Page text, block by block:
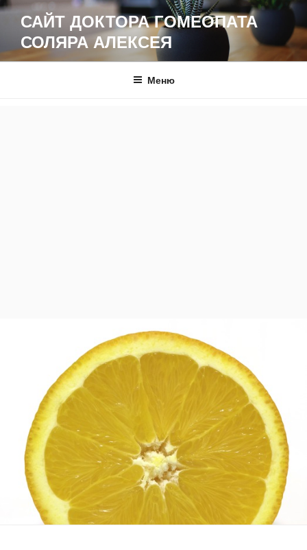
Перейти
содержимому
САЙТ ДОКТОРА ГОМЕОПАТА
СОЛЯРА АЛЕКСЕЯ
Меню